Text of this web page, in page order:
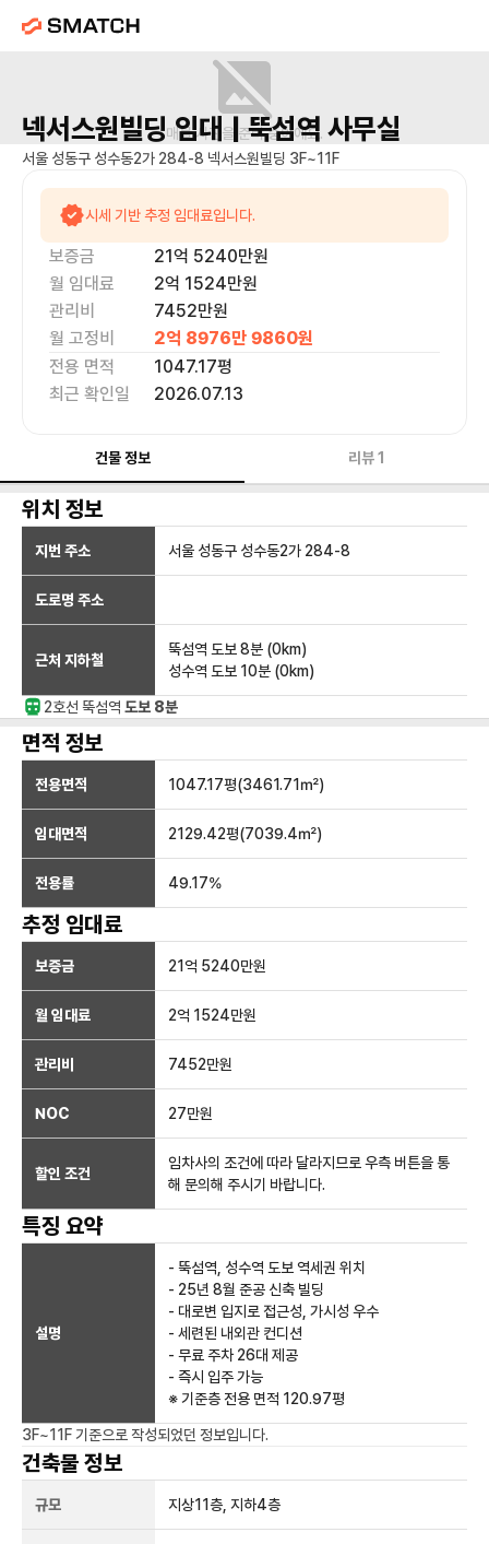
매물 사진을 준비 중이에요.
넥서스원빌딩임대 | 뚝섬역사무실
서울 성동구 성수동2가 284-8 넥서스원빌딩 3F~11F
시세 기반 추정 임대료입니다.
보증금 21억 5240만원
월 임대료
2억 1524만원
관리비
7452만원
월 고정비
2억 8976만 9860원
전용 면적
1047.17평
최근 확인일
2026.07.13
건물 정보 리뷰1
위치 정보
지번 주소 서울 성동구 성수동2가 284-8
도로명 주소
근처 지하철
뚝섬역 도보 8분 (0km)
성수역 도보 10분 (0km)
2호선 뚝섬역 도보 8분
면적 정보
전용면적 1047.17평(3461.71㎡)
임대면적 2129.42평(7039.4㎡)
전용률 49.17%
추정 임대료
보증금 21억 5240만원
월 임대료 2억 1524만원
관리비 7452만원
NOC 27만원
할인 조건
임차사의 조건에 따라 달라지므로 우측 버튼을 통
해 문의해 주시기 바랍니다.
특징 요약
설명
- 뚝섬역, 성수역 도보 역세권 위치
- 25년 8월 준공 신축 빌딩
- 대로변 입지로 접근성, 가시성 우수
- 세련된 내외관 컨디션
- 무료 주차 26대 제공
- 즉시 입주 가능
※ 기준층 전용 면적 120.97평
3F~11F 기준으로 작성되었던 정보입니다.
건축물 정보
규모 지상11층, 지하4층